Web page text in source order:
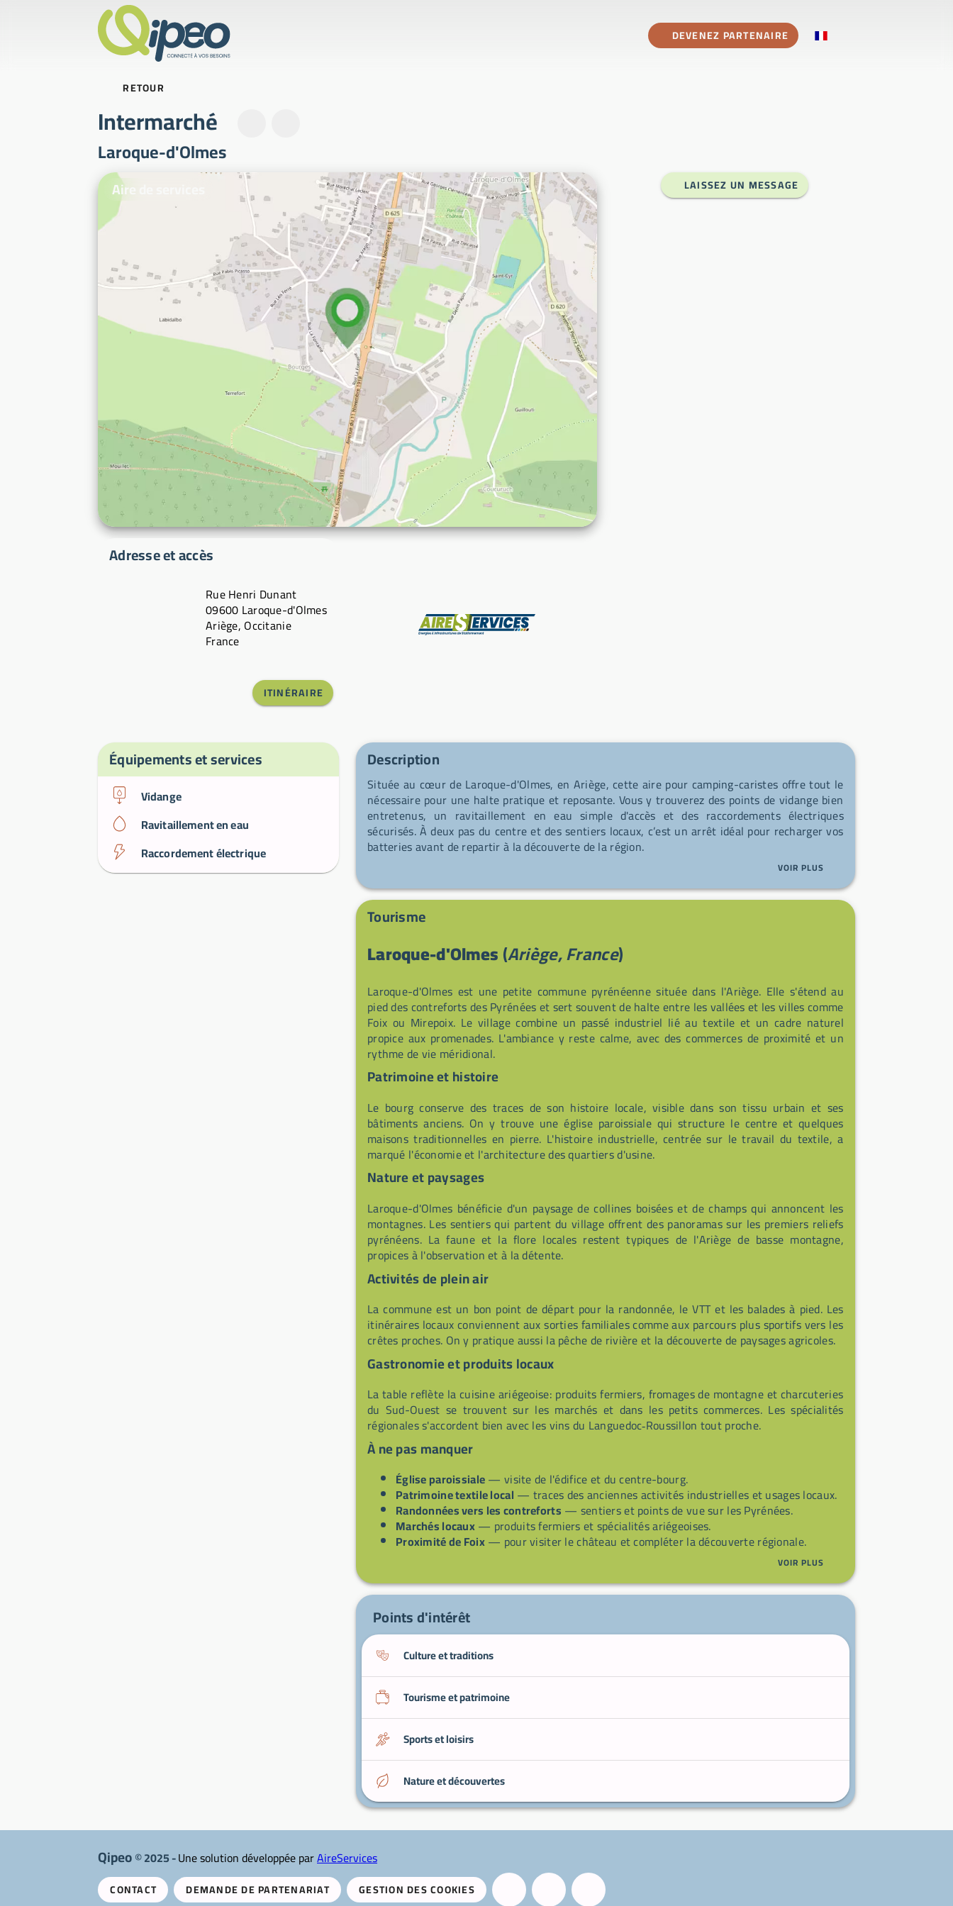
DEVENEZ PARTENAIRE
RETOUR
Intermarché
Laroque-d'Olmes
Photos d'illustration
Aire de services
Adresse et accès
Rue Henri Dunant
09600 Laroque-d'Olmes
Ariège, Occitanie
France
ITINÉRAIRE
Fabricant
LAISSEZ UN MESSAGE
Équipements et services
Vidange
Ravitaillement en eau
Raccordement électrique
Description
Située au cœur de Laroque-d'Olmes, en Ariège, cette aire pour camping-caristes offre tout le
nécessaire pour une halte pratique et reposante. Vous y trouverez des points de vidange bien
entretenus, un ravitaillement en eau simple d'accès et des raccordements électriques
sécurisés. À deux pas du centre et des sentiers locaux, c’est un arrêt idéal pour recharger vos
batteries avant de repartir à la découverte de la région.
VOIR PLUS
Tourisme
Laroque-d'Olmes(Ariège, France)
Laroque-d'Olmes est une petite commune pyrénéenne située dans l'Ariège. Elle s'étend au
pied des contreforts des Pyrénées et sert souvent de halte entre les vallées et les villes comme
Foix ou Mirepoix. Le village combine un passé industriel lié au textile et un cadre naturel
propice aux promenades. L'ambiance y reste calme, avec des commerces de proximité et un
rythme de vie méridional.
Patrimoine et histoire
Le bourg conserve des traces de son histoire locale, visible dans son tissu urbain et ses
bâtiments anciens. On y trouve une église paroissiale qui structure le centre et quelques
maisons traditionnelles en pierre. L'histoire industrielle, centrée sur le travail du textile, a
marqué l'économie et l'architecture des quartiers d'usine.
Nature et paysages
Laroque-d'Olmes bénéficie d'un paysage de collines boisées et de champs qui annoncent les
montagnes. Les sentiers qui partent du village offrent des panoramas sur les premiers reliefs
pyrénéens. La faune et la flore locales restent typiques de l'Ariège de basse montagne,
propices à l'observation et à la détente.
Activités de plein air
La commune est un bon point de départ pour la randonnée, le VTT et les balades à pied. Les
itinéraires locaux conviennent aux sorties familiales comme aux parcours plus sportifs vers les
crêtes proches. On y pratique aussi la pêche de rivière et la découverte de paysages agricoles.
Gastronomie et produits locaux
La table reflète la cuisine ariégeoise: produits fermiers, fromages de montagne et charcuteries
du Sud-Ouest se trouvent sur les marchés et dans les petits commerces. Les spécialités
régionales s'accordent bien avec les vins du Languedoc‑Roussillon tout proche.
À ne pas manquer
Église paroissiale— visite de l'édifice et du centre-bourg.
Patrimoine textile local — traces des anciennes activités industrielles et usages locaux.
Randonnées vers les contreforts — sentiers et points de vue sur les Pyrénées.
Marchés locaux— produits fermiers et spécialités ariégeoises.
Proximité de Foix— pour visiter le château et compléter la découverte régionale.
VOIR PLUS
Points d'intérêt
Culture et traditions
Tourisme et patrimoine
Sports et loisirs
Nature et découvertes
Qipeo© 2025 -Une solution développée parAireServices
CONTACT DEMANDE DE PARTENARIAT GESTION DES COOKIES